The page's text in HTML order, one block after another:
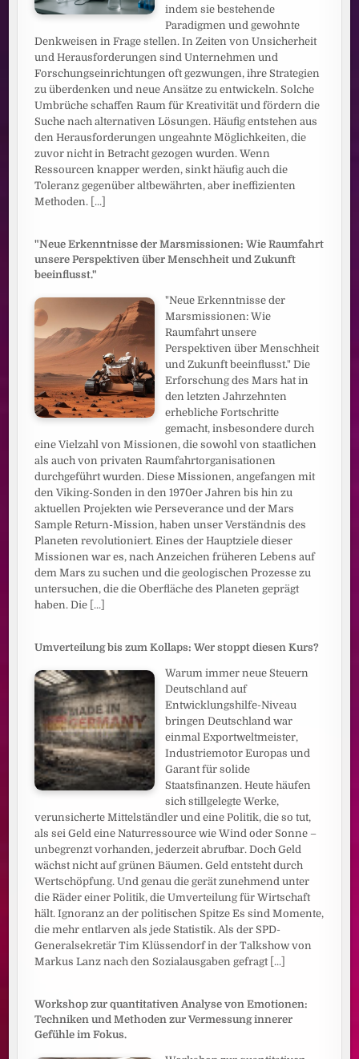
indem sie bestehende
Paradigmen und gewohnte
Denkweisen in Frage stellen. In Zeiten von Unsicherheit
und Herausforderungen sind Unternehmen und
Forschungseinrichtungen oft gezwungen, ihre Strategien
zu überdenken und neue Ansätze zu entwickeln. Solche
Umbrüche schaffen Raum für Kreativität und fördern die
Suche nach alternativen Lösungen. Häufig entstehen aus
den Herausforderungen ungeahnte Möglichkeiten, die
zuvor nicht in Betracht gezogen wurden. Wenn
Ressourcen knapper werden, sinkt häufig auch die
Toleranz gegenüber altbewährten, aber ineffizienten
Methoden.
[...]
"Neue Erkenntnisse der Marsmissionen: Wie Raumfahrt
unsere Perspektiven über Menschheit und Zukunft
beeinflusst."
"Neue Erkenntnisse der
Marsmissionen: Wie
Raumfahrt unsere
Perspektiven über Menschheit
und Zukunft beeinflusst." Die
Erforschung des Mars hat in
den letzten Jahrzehnten
erhebliche Fortschritte
gemacht, insbesondere durch
eine Vielzahl von Missionen, die sowohl von staatlichen
als auch von privaten Raumfahrtorganisationen
durchgeführt wurden. Diese Missionen, angefangen mit
den Viking-Sonden in den 1970er Jahren bis hin zu
aktuellen Projekten wie Perseverance und der Mars
Sample Return-Mission, haben unser Verständnis des
Planeten revolutioniert. Eines der Hauptziele dieser
Missionen war es, nach Anzeichen früheren Lebens auf
dem Mars zu suchen und die geologischen Prozesse zu
untersuchen, die die Oberfläche des Planeten geprägt
haben. Die [...]
Umverteilung bis zum Kollaps: Wer stoppt diesen Kurs?
Warum immer neue Steuern
Deutschland auf
Entwicklungshilfe-Niveau
bringen Deutschland war
einmal Exportweltmeister,
Industriemotor Europas und
Garant für solide
Staatsfinanzen. Heute häufen
sich stillgelegte Werke,
verunsicherte Mittelständler und eine Politik, die so tut,
als sei Geld eine Naturressource wie Wind oder Sonne –
unbegrenzt vorhanden, jederzeit abrufbar. Doch Geld
wächst nicht auf grünen Bäumen. Geld entsteht durch
Wertschöpfung. Und genau die gerät zunehmend unter
die Räder einer Politik, die Umverteilung für Wirtschaft
hält. Ignoranz an der politischen Spitze Es sind Momente,
die mehr entlarven als jede Statistik. Als der SPD-
Generalsekretär Tim Klüssendorf in der Talkshow von
Markus Lanz nach den Sozialausgaben gefragt [...]
Workshop zur quantitativen Analyse von Emotionen:
Techniken und Methoden zur Vermessung innerer
Gefühle im Fokus.